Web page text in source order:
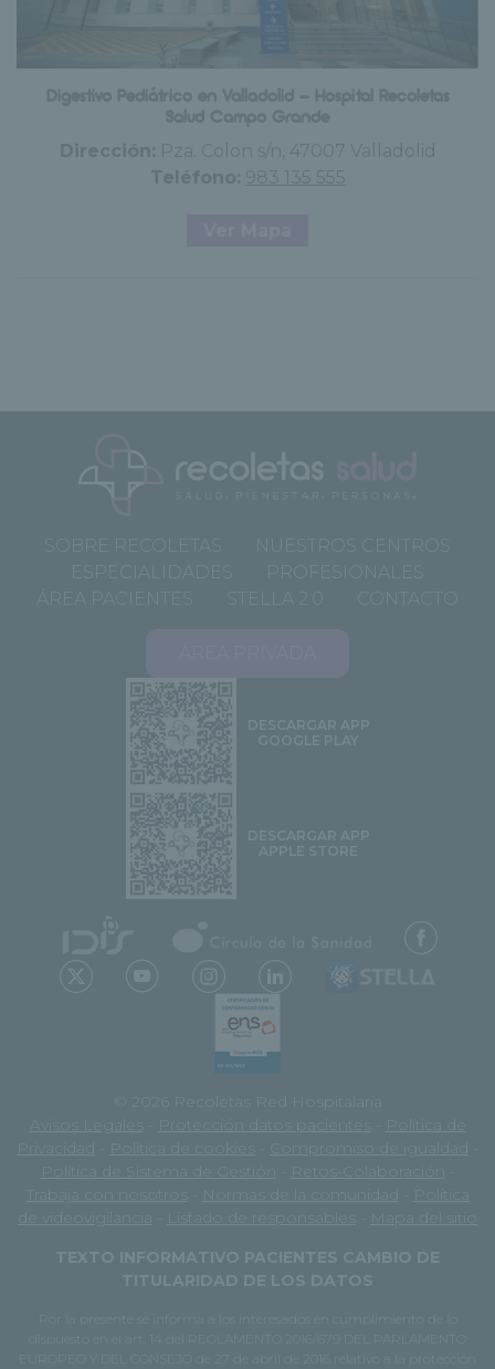
Digestivo Pediátrico en Valladolid - Hospital Recoletas
Salud Campo Grande
Dirección: Pza. Colon s/n, 47007 Valladolid
Teléfono: 983 135 555
SOBRE RECOLETAS
NUESTROS CENTROS
ESPECIALIDADES
PROFESIONALES
ÁREA PACIENTES
STELLA 2.0 CONTACTO
DESCARGAR APP
GOOGLE PLAY
DESCARGAR APP
APPLE STORE
© 2026 Recoletas Red Hospitalaria
Avisos Legales
Protección datos pacientes
Política de
Privacidad
Política de cookies Compromiso de igualdad
Política de Sistema de Gestión
Retos-Colaboración
Trabaja con nosotros
Normas de la comunidad
Política
de videovigilancia
Listado de responsables
Mapa del sitio
TEXTO INFORMATIVO PACIENTES CAMBIO DE
TITULARIDAD DE LOS DATOS
Por la presente se informa a los interesados en cumplimiento de lo
dispuesto en el art. 14 del REGLAMENTO 2016/679 DEL PARLAMENTO
EUROPEO Y DEL CONSEJO de 27 de abril de 2016 relativo a la protección